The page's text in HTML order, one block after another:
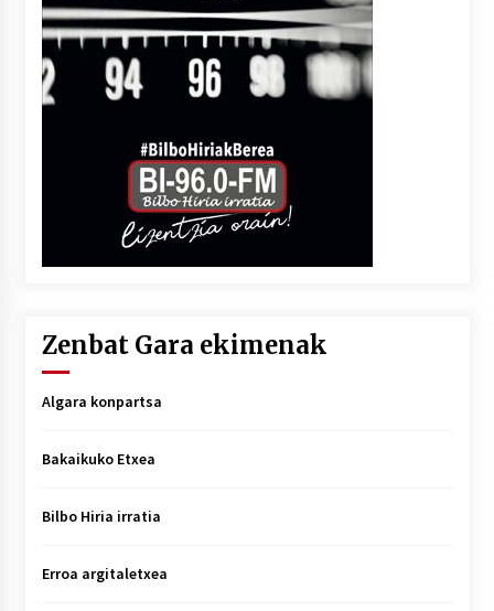
Zenbat Gara ekimenak
Algara konpartsa
Bakaikuko Etxea
Bilbo Hiria irratia
Erroa argitaletxea